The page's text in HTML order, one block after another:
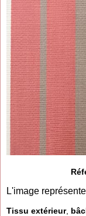
L'image
Tissu extérieur,